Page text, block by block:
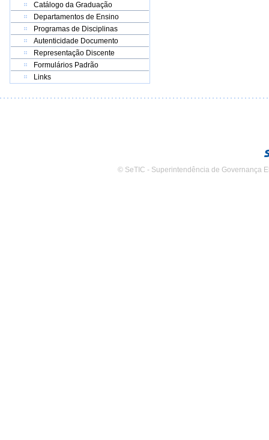
Catálogo da Graduação
Departamentos de Ensino
Programas de Disciplinas
Autenticidade Documento
Representação Discente
Formulários Padrão
Links
© SeTIC - Superintendência de Governança